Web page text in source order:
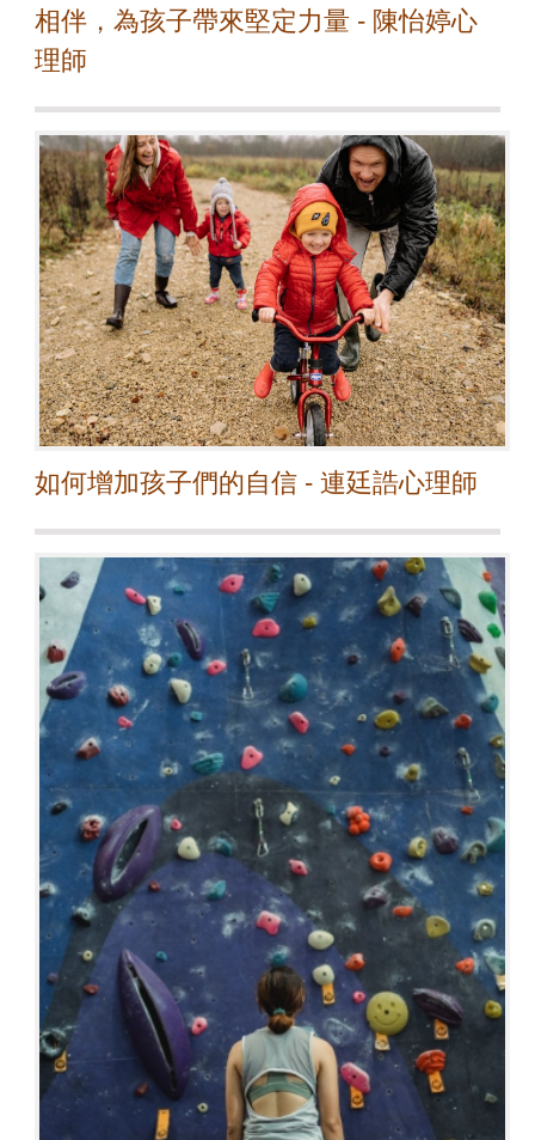
相伴，為孩子帶來堅定力量 - 陳怡婷心
理師
如何增加孩子們的自信 - 連廷誥心理師